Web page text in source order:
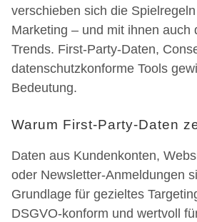
verschieben sich die
Marketing – und mit ihnen auch
Trends. First-Party-Daten,
datenschutzkonforme Tools
Bedeutung.
Warum First-Party-Daten
Daten aus Kundenkonten,
oder Newsletter-Anmeldungen
Grundlage für gezieltes
DSGVO-konform und wertvoll